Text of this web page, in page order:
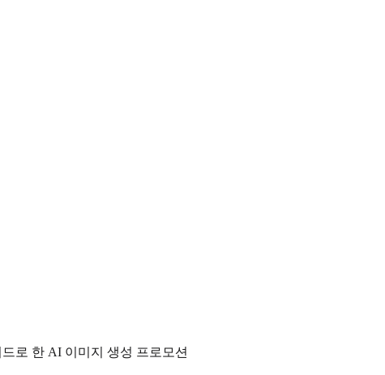
로 한 AI 이미지 생성 프로모션